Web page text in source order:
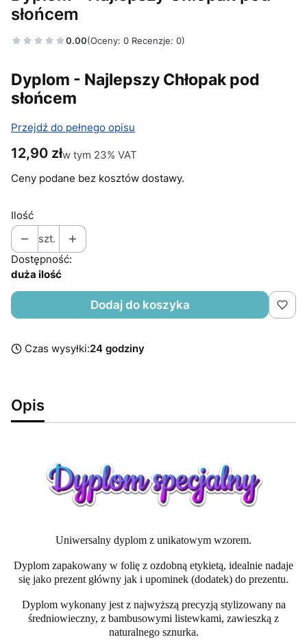
słońcem
0.00(Oceny: 0 Recenzje: 0)
Dyplom - Najlepszy Chłopak pod
słońcem
Przejdź do pełnego opisu
Cena
12,90 złw tym 23% VAT
w tym 23% VAT
Ceny podane bez kosztów dostawy.
Ilość
szt.
Dostępność:
duża ilość
Dodaj do koszyka
Czas wysyłki:24 godziny
Opis
Uniwersalny dyplom z unikatowym wzorem.
Dyplom zapakowany w folię z ozdobną etykietą, idealnie nadaje
się jako prezent główny jak i upominek (dodatek) do prezentu.
Dyplom wykonany jest z najwyższą precyzją stylizowany na
średniowieczny, z bambusowymi listewkami, zawieszką z
naturalnego sznurka.